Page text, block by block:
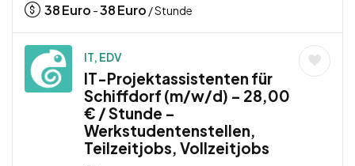
38Euro -38Euro / Stunde
IT, EDV
IT-Projektassistenten für
Schiffdorf (m/w/d) – 28,00
€ / Stunde –
Werkstudentenstellen,
Teilzeitjobs, Vollzeitjobs